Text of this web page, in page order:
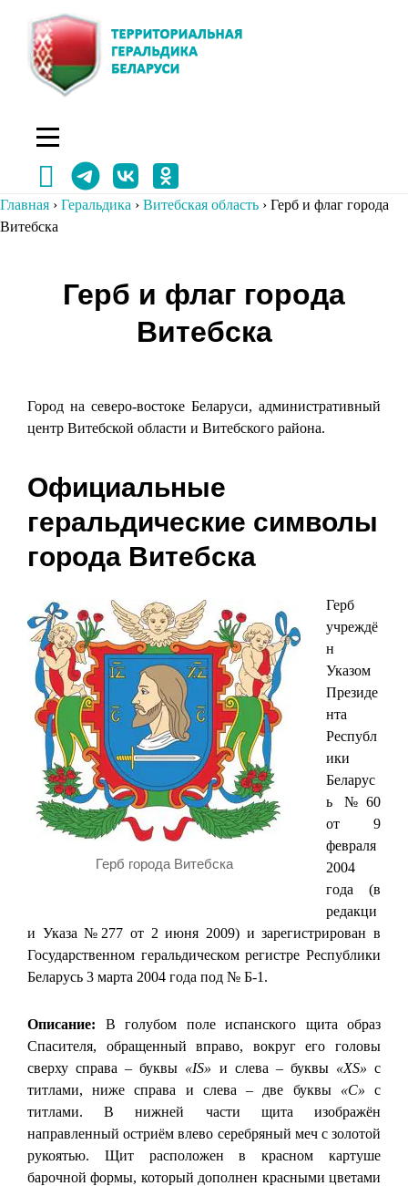
содержимому
Главная › Геральдика › Витебская область › Герб и флаг города
Витебска
Герб и флаг города
Витебска
Город на северо-востоке Беларуси, административный
центр Витебской области и Витебского района.
Официальные
геральдические символы
города Витебска
Герб города Витебска
Герб
учреждё
н
Указом
Президе
нта
Республ
ики
Беларус
ь №60
от 9
февраля
2004
года (в
редакци
и Указа №277 от 2 июня 2009) и зарегистрирован в
Государственном геральдическом регистре Республики
Беларусь 3 марта 2004 года под № Б-1.
Описание: В голубом поле испанского щита образ
Спасителя, обращенный вправо, вокруг его головы
сверху справа – буквы «IS» и слева – буквы «XS» с
титлами, ниже справа и слева – две буквы «С» с
титлами. В нижней части щита изображён
направленный остриём влево серебряный меч с золотой
рукоятью. Щит расположен в красном картуше
барочной формы, который дополнен красными цветами
Навигация